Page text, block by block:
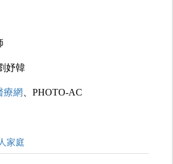
妤韓
療網 、PHOTO-AC
家庭